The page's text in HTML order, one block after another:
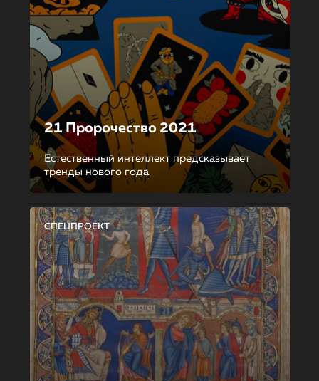
21 Пророчество 2021
Естественный интеллект предсказывает
тренды нового года
СПЕЦПРОЕКТ